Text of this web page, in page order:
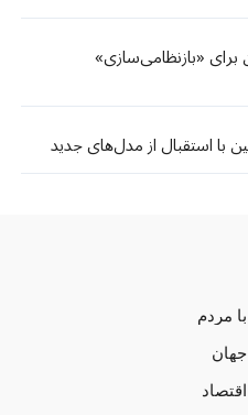
برای «بازنظامی‌سازی»
استقبال از مدل‌های جدید
با مردم
جهان
اقتصاد